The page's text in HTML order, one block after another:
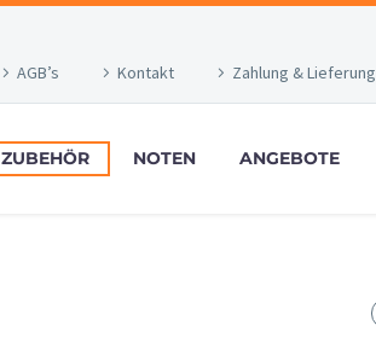
AGB’s Kontakt Zahlung & Lieferung
ZUBEHÖR NOTEN ANGEBOTE